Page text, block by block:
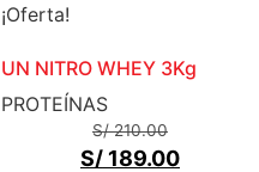
¡Oferta!
UN NITRO WHEY 3Kg
PROTEÍNAS
S/210.00
S/189.00